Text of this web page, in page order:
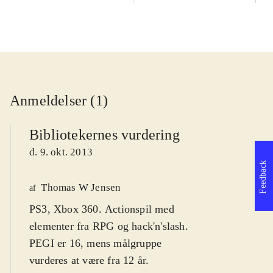
Anmeldelser (1)
Bibliotekernes vurdering
d. 9. okt. 2013
af Thomas W Jensen
PS3, Xbox 360. Actionspil med
elementer fra RPG og hack'n'slash.
PEGI er 16, mens målgruppe
vurderes at være fra 12 år.
Feedback